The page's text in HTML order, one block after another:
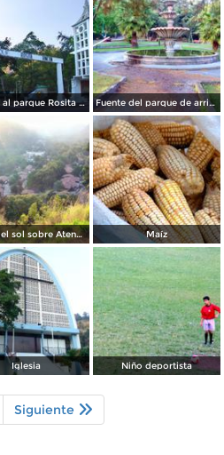
Entrada al parque Rosita Rincón Fuente del parque de arriba
Rayos del sol sobre Atenquique Maíz
Iglesia Niño deportista
Siguiente